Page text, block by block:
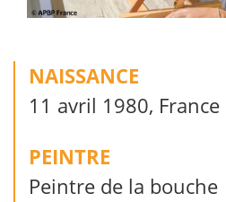
NAISSANCE
11 avril 1980, France
PEINTRE
Peintre de la bouche